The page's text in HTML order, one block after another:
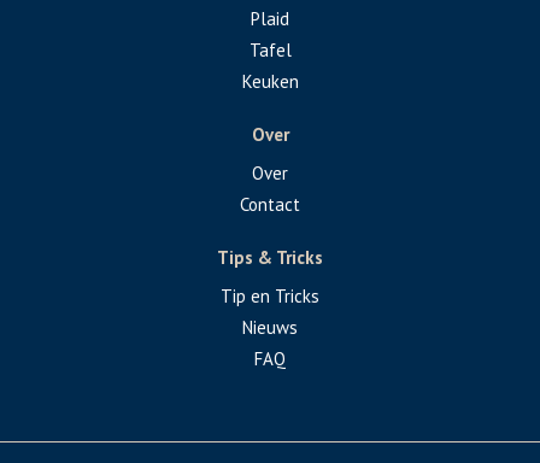
Plaid
Tafel
Keuken
Over
Over
Contact
Tips & Tricks
Tip en Tricks
Nieuws
FAQ